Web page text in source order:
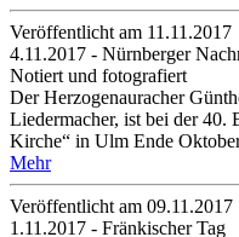
Veröffentlicht am 11­.11.2017
4.11.2017 - Nürnberger
Notiert und fotografiert
Der Herzogenauracher
Liedermacher, ist bei der 40.
Kirche“ in Ulm Ende
Mehr
Veröffentlicht am 09­.11.2017
1.11.2017 - Fränkischer Tag